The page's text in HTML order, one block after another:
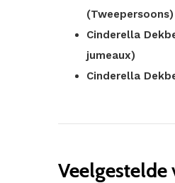
(Tweepersoons)
Cinderella
jumeaux)
Cinderella
Veelgestelde